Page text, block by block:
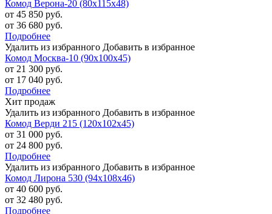
Комод Верона-20 (80х115х48)
от 45 850 руб.
от 36 680 руб.
Подробнее
Удалить из избранного Добавить в избранное
Комод Москва-10 (90х100х45)
от 21 300 руб.
от 17 040 руб.
Подробнее
Хит продаж
Удалить из избранного Добавить в избранное
Комод Верди 215 (120х102х45)
от 31 000 руб.
от 24 800 руб.
Подробнее
Удалить из избранного Добавить в избранное
Комод Лирона 530 (94х108х46)
от 40 600 руб.
от 32 480 руб.
Подробнее